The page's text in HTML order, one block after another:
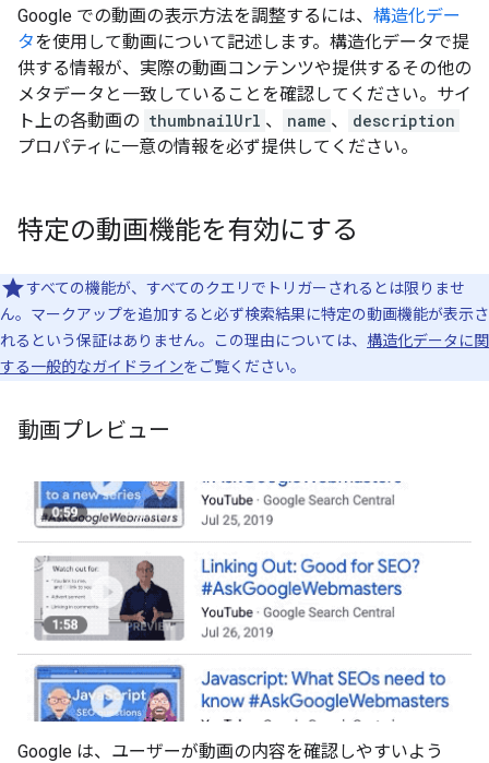
Google での動画の表示方法を調整するには、 構造化デー
タを使用して動画について記述します。構造化データで提
供する情報が、実際の動画コンテンツや提供するその他の
メタデータと一致していることを確認してください。サイ
ト上の各動画の thumbnailUrl 、 name 、
description
プロパティに一意の情報を必ず提供してください。
特定の動画機能を有効にする
すべての機能が、すべてのクエリでトリガーされるとは限りませ
ん。マークアップを追加すると必ず検索結果に特定の動画機能が表示さ
れるという保証はありません。この理由については、 構造化データに関
する一般的なガイドラインをご覧ください。
動画プレビュー
Google は、ユーザーが動画の内容を確認しやすいよう